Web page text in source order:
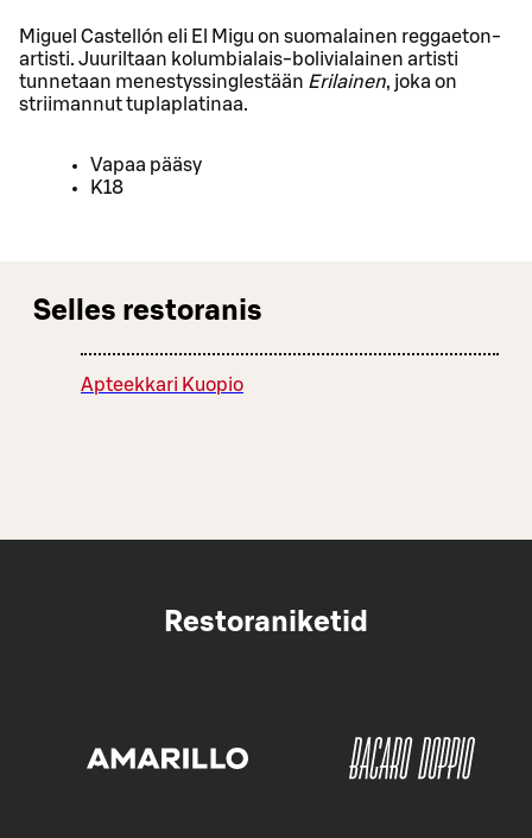
Miguel Castellón eli El Migu on suomalainen reggaeton-
artisti. Juuriltaan kolumbialais-bolivialainen artisti
tunnetaan menestyssinglestään Erilainen, joka on
striimannut tuplaplatinaa.
Vapaa pääsy
K18
Selles restoranis
Apteekkari Kuopio
Restoraniketid